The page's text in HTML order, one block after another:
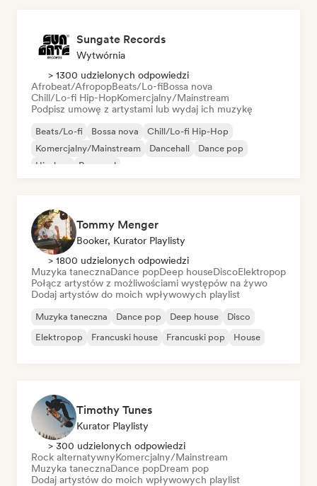
Sungate Records
Wytwórnia
> 1300 udzielonych odpowiedzi
Afrobeat/AfropopBeats/Lo-fiBossa nova
Chill/Lo-fi Hip-HopKomercjalny/Mainstream
Podpisz umowę z artystami lub wydaj ich muzykę
Beats/Lo-fi Bossa nova
Chill/Lo-fi Hip-Hop
Komercjalny/Mainstream
Dancehall
Dance pop
Hip-hop
Pop-soul
Tommy Menger
Booker, Kurator Playlisty
> 1800 udzielonych odpowiedzi
Muzyka tanecznaDance popDeep houseDiscoElektropop
Połącz artystów z możliwościami występów na żywo
Dodaj artystów do moich wpływowych playlist
Muzyka taneczna Dance pop Deep house
Disco
Elektropop
Francuski house Francuski pop House
Timothy Tunes
Kurator Playlisty
> 300 udzielonych odpowiedzi
Rock alternatywnyKomercjalny/Mainstream
Muzyka tanecznaDance popDream pop
Dodaj artystów do moich wpływowych playlist